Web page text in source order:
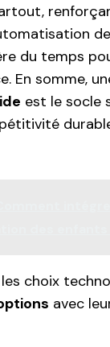
du temps
En somme,
est le socle
choix
avec